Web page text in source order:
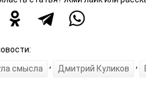
смысла
, Дмитрий Куликов ,